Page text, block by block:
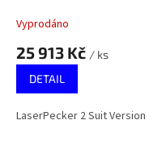
Vyprodáno
25 913 Kč / ks
DETAIL
LaserPecker 2 Suit Version